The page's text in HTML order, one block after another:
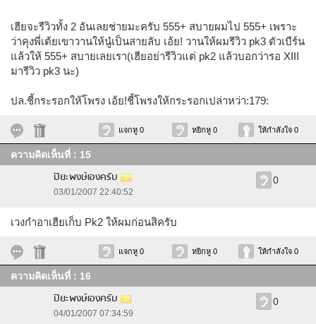
เฮียจะรีวิวทั้ง 2 อันเลยช่ายมะครับ 555+ สบายผมไป 555+ เพราะ
ว่าคุงพี่เต้ยเขาวานให้นู๋เป็นสายลับ เอ้ย! วานให้ผมรีวิว pk3 ตัวเบืร์น
แล้วให้ 555+ สบายเลยเรา(เฮียอย่ารีวิวแต่ pk2 แล้วบอกว่ารอ XIII
มารีวิว pk3 นะ)
ปล.ชี้กระรอกให้โพรง เอ้ย!ชี้โพรงให้กระรอกเปล่าหว่า:179:
แจกหู 0 หยิกหู 0 ให้กำลังใจ 0
ความคิดเห็นที่ : 15
ปิยะพงษ์เองครับ
03/01/2007 22:40:52
0
เวงกำอาเฮียเก็บ Pk2 ให้ผมก่อนสิครับ
แจกหู 0 หยิกหู 0 ให้กำลังใจ 0
ความคิดเห็นที่ : 16
ปิยะพงษ์เองครับ
04/01/2007 07:34:59
0